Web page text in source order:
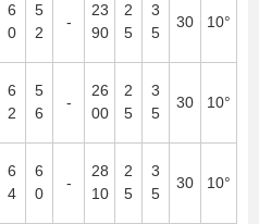
6
0
5
2
-
23
90
2
5
3
5
30 10°
6
2
5
6
-
26
00
2
5
3
5
30 10°
6
4
6
0
-
28
10
2
5
3
5
30 10°